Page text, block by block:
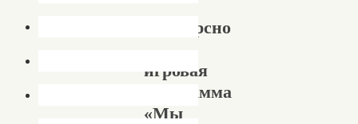
Конкурсно
игровая
программа
«Мы